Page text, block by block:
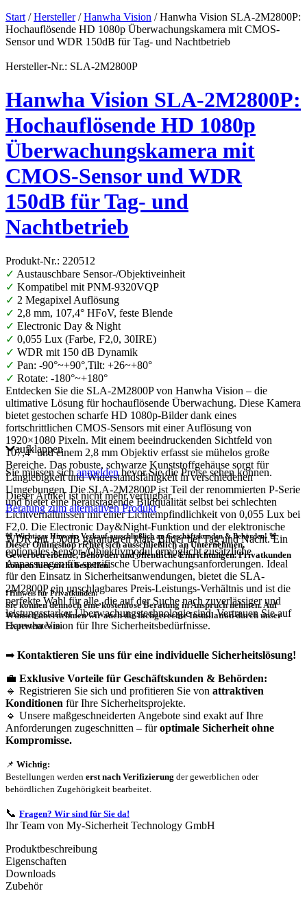
Start /Hersteller/Hanwha Vision / Hanwha Vision SLA-2M2800P:
Hochauflösende HD 1080p Überwachungskamera mit CMOS-
Sensor und WDR 150dB für Tag- und Nachtbetrieb
Hersteller-Nr.: SLA-2M2800P
Hanwha Vision SLA-2M2800P:
Hochauflösende HD 1080p
Überwachungskamera mit
CMOS-Sensor und WDR
150dB für Tag- und
Nachtbetrieb
Produkt-Nr.: 220512
✓ Austauschbare Sensor-/Objektiveinheit
✓ Kompatibel mit PNM-9320VQP
✓ 2 Megapixel Auflösung
✓ 2,8 mm, 107,4° HFoV, feste Blende
✓ Electronic Day & Night
✓ 0,055 Lux (Farbe, F2,0, 30IRE)
✓ WDR mit 150 dB Dynamik
✓ Pan: -90°~+90°,Tilt: +26~+80°
✓ Rotate: -180°~+180°
Entdecken Sie die SLA-2M2800P von Hanwha Vision – die
ultimative Lösung für hochauflösende Überwachung. Diese Kamera
bietet gestochen scharfe HD 1080p-Bilder dank eines
fortschrittlichen CMOS-Sensors mit einer Auflösung von
1920×1080 Pixeln. Mit einem beeindruckenden Sichtfeld von
107,4° und einem 2,8 mm Objektiv erfasst sie mühelos große
Bereiche. Das robuste, schwarze Kunststoffgehäuse sorgt für
Langlebigkeit und Widerstandsfähigkeit in verschiedenen
Umgebungen. Die SLA-2M2800P ist Teil der renommierten P-Serie
und bietet eine herausragende Bildqualität selbst bei schlechten
Lichtverhältnissen mit einer Lichtempfindlichkeit von 0,055 Lux bei
F2,0. Die Electronic Day&Night-Funktion und der elektronische
WDR mit 150dB garantieren klare Bilder bei Tag und Nacht. Ein
optionales Sensor-/Objektivmodul ermöglicht zusätzliche
Anpassungen für spezifische Überwachungsanforderungen. Ideal
für den Einsatz in Sicherheitsanwendungen, bietet die SLA-
2M2800P ein unschlagbares Preis-Leistungs-Verhältnis und ist die
perfekte Wahl für alle, die auf der Suche nach zuverlässiger und
leistungsstarker Überwachungstechnologie sind. Vertrauen Sie auf
Hanwha Vision für Ihre Sicherheitsbedürfnisse.
aufklappen
Sie müssen sichanmeldenbevor Sie die Preise sehen können.
Dieser Artikel ist nicht mehr verfügbar
Beratung zum alternativen Produkt
🚨 Wichtiger Hinweis: Verkauf ausschließlich an Geschäftskunden & Behörden! 🚨
Dieser Onlineshop richtet sichausschließlichan Unternehmen,
Gewerbetreibende, Behörden und öffentliche Einrichtungen.Privatkunden
können hier nicht bestellen.
❗Hinweis für Privatkunden:
Sie können dennoch einekostenlose Beratung in Anspruch nehmen. Auf
Wunsch übernehmen wir auch diefachgerechte Installationdurch unser
Expertenteam.
➡ Kontaktieren Sie uns für eine individuelle Sicherheitslösung!
💼 Exklusive Vorteile für Geschäftskunden & Behörden:
🔹 Registrieren Sie sich und profitieren Sie von attraktiven
Konditionen für Ihre Sicherheitsprojekte.
🔹 Unsere maßgeschneiderten Angebote sind exakt auf Ihre
Anforderungen zugeschnitten – füroptimale Sicherheit ohne
Kompromisse.
📌 Wichtig:
Bestellungen werden erst nach Verifizierung der gewerblichen oder
behördlichen Zugehörigkeit bearbeitet.
📞 Fragen? Wir sind für Sie da!
Ihr Team von My-Sicherheit Technology GmbH
Produktbeschreibung
Eigenschaften
Downloads
Zubehör